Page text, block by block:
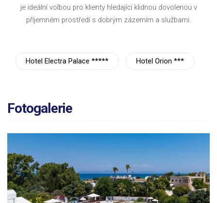
je ideální volbou pro klienty hledající klidnou dovolenou v
příjemném prostředí s dobrým zázemím a službami.
Hotel Electra Palace ***** Hotel Orion ***
Fotogalerie